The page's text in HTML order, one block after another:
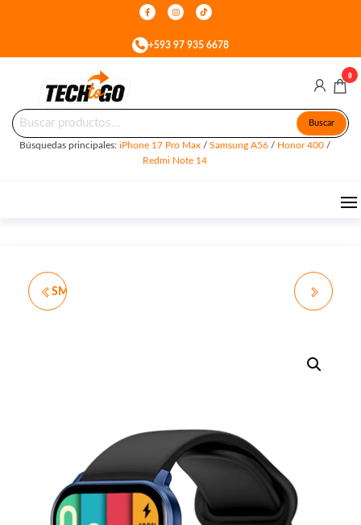
+593 97 935 6678
Tech
To
Celulares
&
Accesorios
por:
Buscar
Búsquedas principales: iPhone 17 Pro Max/ Samsung A56/ Honor 400/
Redmi Note 14
0
SMARTWATCH Z30 KIDS